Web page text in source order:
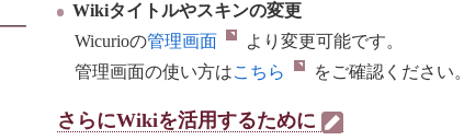
Wikiタイトルやスキンの変更
Wicurioの管理画面
より変更可能です。
管理画面の使い方はこちら をご確認ください。
さらにWikiを活用するために